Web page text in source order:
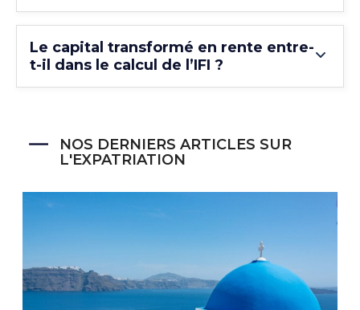
Le capital transformé en rente entre-
t-il dans le calcul de l’IFI ?
NOS DERNIERS ARTICLES SUR
L'EXPATRIATION